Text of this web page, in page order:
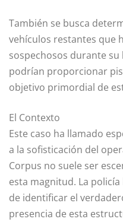
También se busca
vehículos restantes que
sospechosos durante
podrían proporcionar
objetivo primordial de
El Contexto
Este caso ha llamado
a la sofisticación del
Corpus no suele ser
esta magnitud. La
de identificar el
presencia de esta